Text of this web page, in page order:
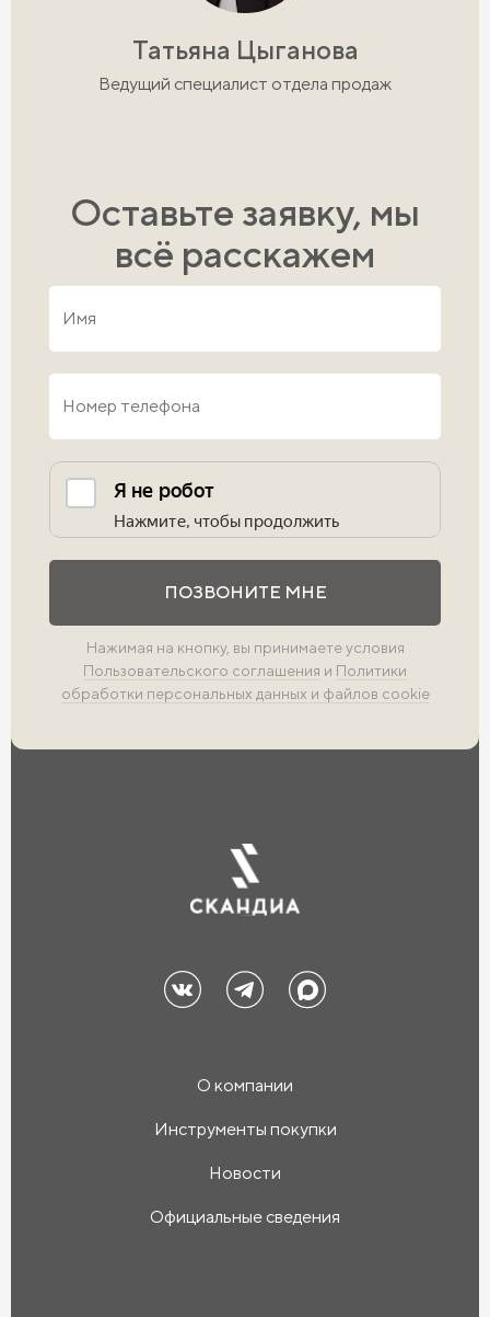
Татьяна Цыганова
Ведущий специалист отдела продаж
Оставьте заявку, мы
всё расскажем
ПОЗВОНИТЕ МНЕ
Нажимая на кнопку, вы принимаете условия
Пользовательского соглашения и Политики
обработки персональных данных и файлов cookie
О компании
Инструменты покупки
Новости
Официальные сведения